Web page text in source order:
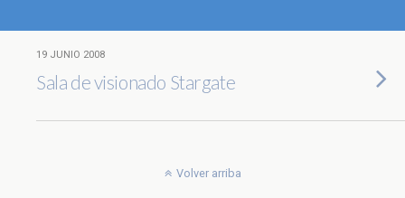
19 JUNIO 2008
Sala de visionado Stargate
Volver arriba